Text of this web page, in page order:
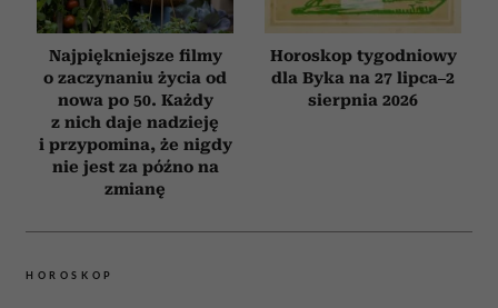
Najpiękniejsze filmy
o zaczynaniu życia od
nowa po 50. Każdy
z nich daje nadzieję
i przypomina, że nigdy
nie jest za późno na
zmianę
Horoskop tygodniowy
dla Byka na 27 lipca–2
sierpnia 2026
HOROSKOP